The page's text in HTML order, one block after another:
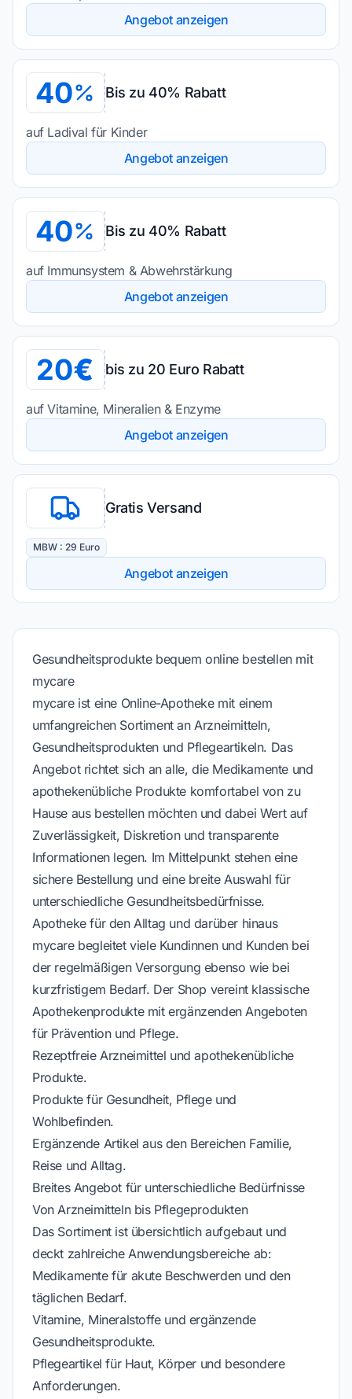
Angebot anzeigen
40 Bis zu 40% Rabatt
auf Ladival für Kinder
Angebot anzeigen
40 Bis zu 40% Rabatt
auf Immunsystem & Abwehrstärkung
Angebot anzeigen
20 bis zu 20 Euro Rabatt
auf Vitamine, Mineralien & Enzyme
Angebot anzeigen
Gratis Versand
MBW : 29 Euro
Angebot anzeigen
Gesundheitsprodukte bequem online bestellen mit
mycare
mycare ist eine Online-Apotheke mit einem
umfangreichen Sortiment an Arzneimitteln,
Gesundheitsprodukten und Pflegeartikeln. Das
Angebot richtet sich an alle, die Medikamente und
apothekenübliche Produkte komfortabel von zu
Hause aus bestellen möchten und dabei Wert auf
Zuverlässigkeit, Diskretion und transparente
Informationen legen. Im Mittelpunkt stehen eine
sichere Bestellung und eine breite Auswahl für
unterschiedliche Gesundheitsbedürfnisse.
Apotheke für den Alltag und darüber hinaus
mycare begleitet viele Kundinnen und Kunden bei
der regelmäßigen Versorgung ebenso wie bei
kurzfristigem Bedarf. Der Shop vereint klassische
Apothekenprodukte mit ergänzenden Angeboten
für Prävention und Pflege.
Rezeptfreie Arzneimittel und apothekenübliche
Produkte.
Produkte für Gesundheit, Pflege und
Wohlbefinden.
Ergänzende Artikel aus den Bereichen Familie,
Reise und Alltag.
Breites Angebot für unterschiedliche Bedürfnisse
Von Arzneimitteln bis Pflegeprodukten
Das Sortiment ist übersichtlich aufgebaut und
deckt zahlreiche Anwendungsbereiche ab:
Medikamente für akute Beschwerden und den
täglichen Bedarf.
Vitamine, Mineralstoffe und ergänzende
Gesundheitsprodukte.
Pflegeartikel für Haut, Körper und besondere
Anforderungen.